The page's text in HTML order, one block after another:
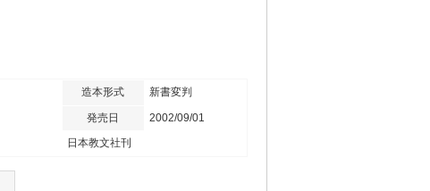
造本形式 新書変判
発売日
2002/09/01
日本教文社刊